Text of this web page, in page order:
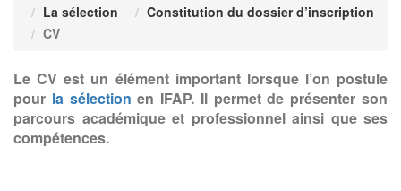
La sélection
Constitution du dossier d’inscription
CV
Le CV est un élément important lorsque l’on postule
pour la sélection en IFAP. Il permet de présenter son
parcours académique et professionnel ainsi que ses
compétences.